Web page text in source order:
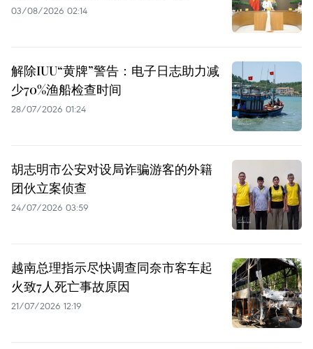
03/08/2026 02:14
解除IUU“黄牌”警告：电子日志助力减
少70%渔船检查时间
28/07/2026 01:24
胡志明市公安对设局诈骗游客的外籍
团伙立案侦查
24/07/2026 03:59
越南总理指示尽快调查同奈市客车起
火致7人死亡事故原因
21/07/2026 12:19